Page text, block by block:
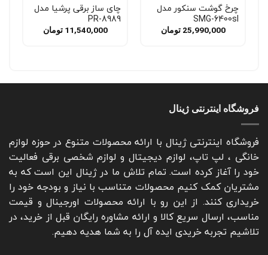
چرخ گوشت سنکور مدل
SMG-6400sl
25,990,000 تومان
چای ساز برقی پرشیا مدل
PR-8989
11,540,000 تومان
فروشگاه اینترنتی ژینال
فروشگاه اینترنتی ژینال با ارائه محصولات متنوع در حوزه لوازم
خانگی ، لپ تاپ، لوازم دیجیتال و لوازم شخصی برقی فعالیت
خود را آغاز کرده است. تمام تلاش ما در ژینال این است که به
مشتریان کمک کنیم محصولات متناسب با نیاز و بودجه خود را
خریداری کنند. از این رو با ارائه محصولات اورجینال و قیمت
مناسب، ارسال سریع کالا و ارائه مشاوره رایگان قبل از خرید، در
تلاشیم تجربه خریدی ایده آل را به شما هدیه دهیم.